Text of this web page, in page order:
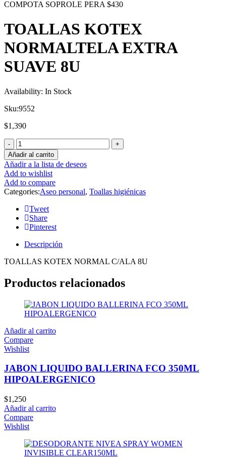
COMPOTA SOPROLE PERA $430
TOALLAS KOTEX
NORMALTELA EXTRA
SUAVE 8U
Availability: In Stock
Sku:9552
$1,390
Añadir al carrito
Añadir a la lista de deseos
Add to wishlist
Add to compare
Categories:Aseo personal, Toallas higiénicas
Tweet
Share
Pinterest
Descripción
TOALLAS KOTEX NORMAL C/ALA 8U
Productos relacionados
Añadir al carrito
Compare
Wishlist
JABON LIQUIDO BALLERINA FCO 350ML
HIPOALERGENICO
$1,250
Añadir al carrito
Compare
Wishlist